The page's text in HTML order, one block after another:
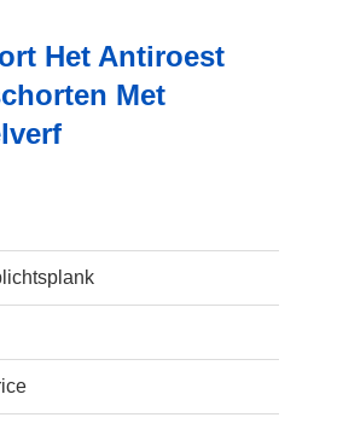
Het Antiroest
Met